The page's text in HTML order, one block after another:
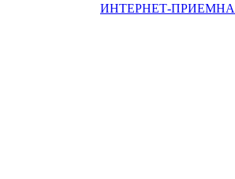
ИНТЕРНЕТ-